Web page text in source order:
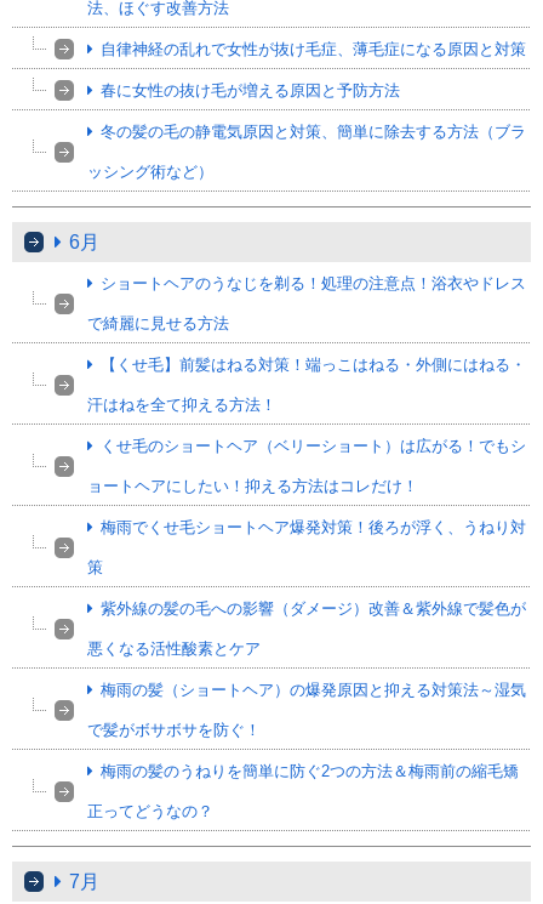
法、ほぐす改善方法
自律神経の乱れで女性が抜け毛症、薄毛症になる原因と対策
春に女性の抜け毛が増える原因と予防方法
冬の髪の毛の静電気原因と対策、簡単に除去する方法（ブラ
ッシング術など）
6月
ショートヘアのうなじを剃る！処理の注意点！浴衣やドレス
で綺麗に見せる方法
【くせ毛】前髪はねる対策！端っこはねる・外側にはねる・
汗はねを全て抑える方法！
くせ毛のショートヘア（ベリーショート）は広がる！でもシ
ョートヘアにしたい！抑える方法はコレだけ！
梅雨でくせ毛ショートヘア爆発対策！後ろが浮く、うねり対
策
紫外線の髪の毛への影響（ダメージ）改善＆紫外線で髪色が
悪くなる活性酸素とケア
梅雨の髪（ショートヘア）の爆発原因と抑える対策法～湿気
で髪がボサボサを防ぐ！
梅雨の髪のうねりを簡単に防ぐ2つの方法＆梅雨前の縮毛矯
正ってどうなの？
7月